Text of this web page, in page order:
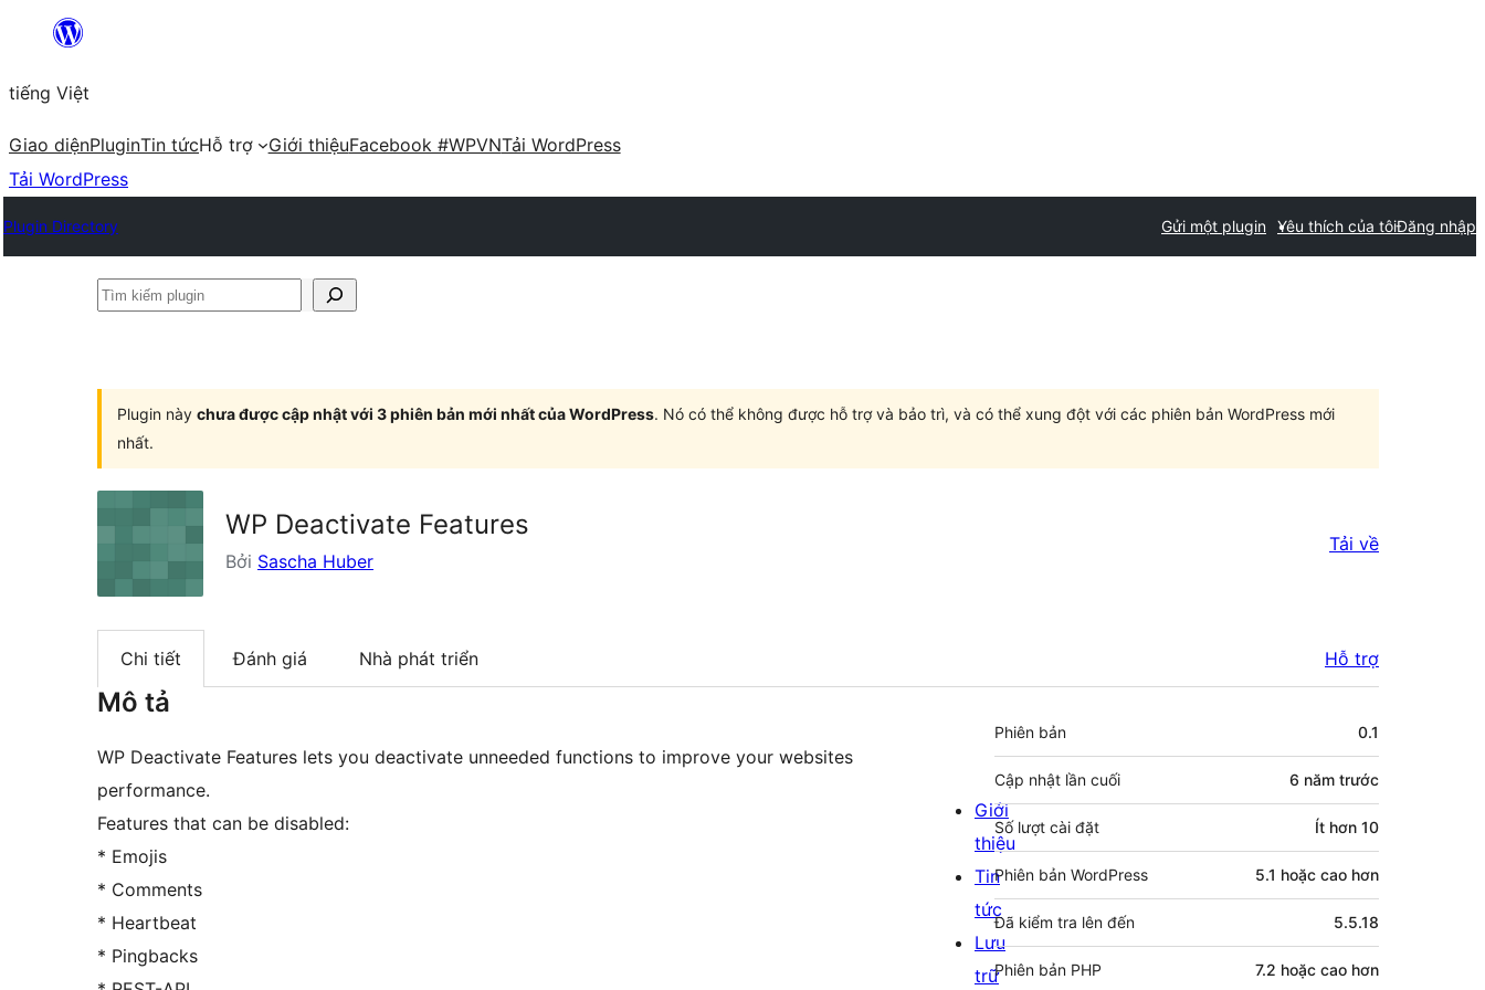
Chuyển
phần
nội
dung
tiếng Việt
Giao diệnPluginTin tứcHỗ trợ Giới thiệuFacebook #WPVNTải WordPress
Tải WordPress
Plugin Directory Gửi một plugin Yêu thích của tôiĐăng nhập
Tìm
Plugin này chưa được cập nhật với 3 phiên bản mới nhất của WordPress. Nó có thể không được hỗ trợ và bảo trì, và có thể xung đột với các phiên bản WordPress mới
nhất.
WP Deactivate Features
Bởi Sascha Huber
Tải về
Chi tiết Đánh giá Nhà phát triển Hỗ trợ
Mô tả
WP Deactivate Features lets you deactivate unneeded functions to improve your websites
performance.
Features that can be disabled:
* Emojis
* Comments
* Heartbeat
* Pingbacks
Meta
Phiên bản 0.1
Cập nhật lần cuối 6 năm trước
Số lượt cài đặt Ít hơn 10
Phiên bản WordPress 5.1 hoặc cao hơn
Đã kiểm tra lên đến 5.5.18
Phiên bản PHP 7.2 hoặc cao hơn
Giới
thiệu
Tin
tức
Lưu
trữ